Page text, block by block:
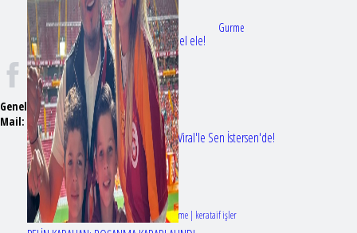
Bir dizi aşkı daha gerçek oldu: Sette el ele!
Erol Köse'nin mektupları ilk kez Nur Viral'le Sen İstersen'de!
Doktorlar Gurme
Genel Yayın Yönetmeni:Seyhan Erdağ
Mail:
emizmagazin@gmail.com
Tasarım & Geliştirme | kerataif işler